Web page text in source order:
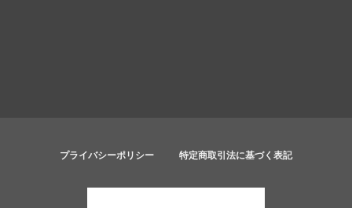
プライバシーポリシー 特定商取引法に基づく表記